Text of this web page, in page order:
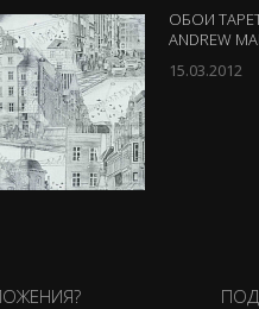
ОБОИ
ANDREW
15.03.2012